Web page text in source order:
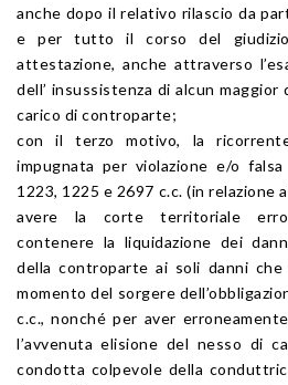
anche dopo il relativo rilascio da
e per tutto il corso del
attestazione, anche attraverso
dell’ insussistenza di alcun maggior
carico di controparte;
con il terzo motivo, la
impugnata per violazione e/o
1223, 1225 e 2697 c.c. (in relazione
avere la corte territoriale
contenere la liquidazione dei
della controparte ai soli danni
momento del sorgere
c.c., nonché per aver
l’avvenuta elisione del nesso di
condotta colpevole della